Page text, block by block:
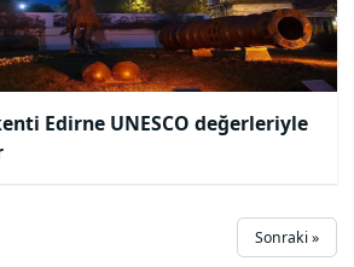
Edirne UNESCO değerleriyle
Sonraki »